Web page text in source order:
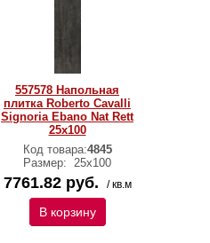
557578 Напольная
плитка Roberto Cavalli
Signoria Ebano Nat Rett
25x100
Код товара:4845
Размер: 25x100
7761.82 руб. / кв.м
В корзину